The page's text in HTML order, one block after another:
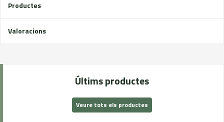
Productes
Valoracions
Últims productes
Veure tots els productes